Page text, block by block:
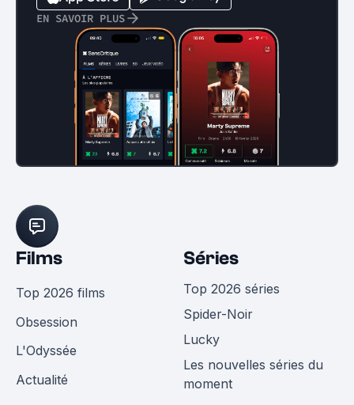
EN SAVOIR PLUS
Films
Top 2026 films
Obsession
L'Odyssée
Actualité
Séries
Top 2026 séries
Spider-Noir
Lucky
Les nouvelles séries du
moment